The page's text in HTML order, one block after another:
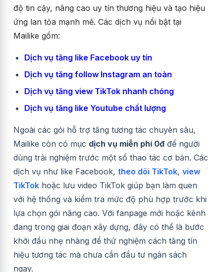
độ tin cậy, nâng cao uy tín thương hiệu và tạo hiệu
ứng lan tỏa mạnh mẽ. Các dịch vụ nổi bật tại
Mailike gồm:
Dịch vụ tăng like Facebook uy tín
Dịch vụ tăng follow Instagram an toàn
Dịch vụ tăng view TikTok nhanh chóng
Dịch vụ tăng like Youtube chất lượng
Ngoài các gói hỗ trợ tăng tương tác chuyên sâu,
Mailike còn có mục dịch vụ miễn phí 0đ để người
dùng trải nghiệm trước một số thao tác cơ bản. Các
dịch vụ như like Facebook, theo dõi TikTok, view
TikTok hoặc lưu video TikTok giúp bạn làm quen
với hệ thống và kiểm tra mức độ phù hợp trước khi
lựa chọn gói nâng cao. Với fanpage mới hoặc kênh
đang trong giai đoạn xây dựng, đây có thể là bước
khởi đầu nhẹ nhàng để thử nghiệm cách tăng tín
hiệu tương tác mà chưa cần đầu tư ngân sách
ngay.